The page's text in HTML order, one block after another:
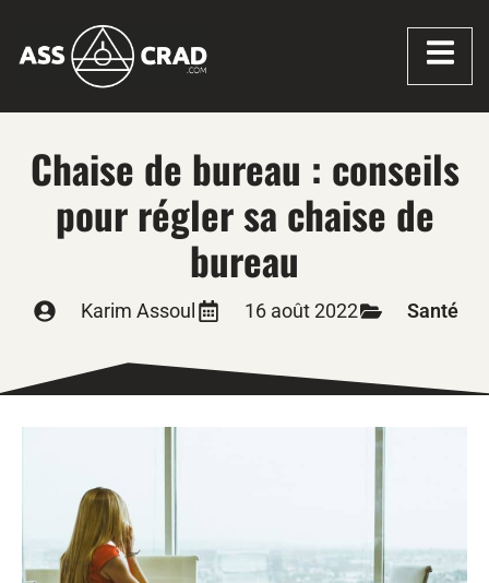
Chaise de bureau : conseils
pour régler sa chaise de
bureau
Karim Assoul 16 août 2022 Santé